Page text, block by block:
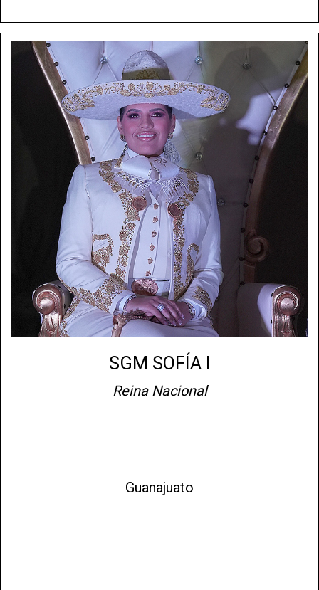
SGM SOFÍA I
Reina Nacional
Guanajuato